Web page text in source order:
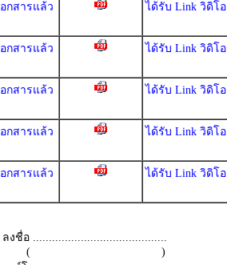
กสารแล้ว ได้รับ Link วิดิโอ
กสารแล้ว ได้รับ Link วิดิโอ
กสารแล้ว ได้รับ Link วิดิโอ
กสารแล้ว ได้รับ Link วิดิโอ
กสารแล้ว ได้รับ Link วิดิโอ
ลงชื่อ ..........................................
( )